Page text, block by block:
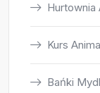
Hurtownia
Kurs
Bańki